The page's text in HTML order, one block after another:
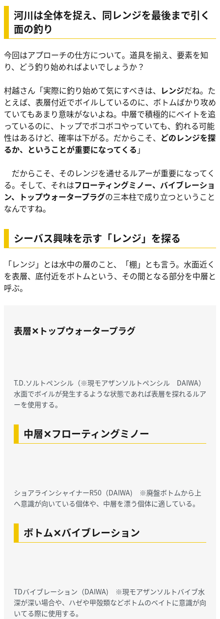
河川は全体を捉え、同レンジを最後まで引く
面の釣り
今回はアプローチの仕方について。道具を揃え、要素を知
り、どう釣り始めればよいでしょうか？
村越さん 「実際に釣り始めて気にすべきは、 レンジだね。た
とえば、表層付近でボイルしているのに、ボトムばかり攻め
ていてもあまり意味がないよね。中層で積極的にベイトを追
っているのに、トップでボコボコやっていても、釣れる可能
性はあるけど、確率は下がる。だからこそ、 どのレンジを探
るか、ということが重要になってくる 」
だからこそ、そのレンジを通せるルアーが重要になってく
る。そして、それはフローティングミノー、バイブレーショ
ン、トップウォータープラグの三本柱で成り立つということ
なんですね。
シーバス興味を示す「レンジ」を探る
「レンジ」とは水中の層のこと、「棚」とも言う。水面近く
を表層、底付近をボトムという、その間となる部分を中層と
呼ぶ。
表層✕トップウォータープラグ
T.D.ソルトペンシル（※現モアザンソルトペンシル DAIWA）
水面でボイルが発生するような状態であれば表層を探れるルア
ーを使用する。
中層✕フローティングミノー
ショアラインシャイナーR50（DAIWA) ※廃盤ボトムから上
へ意識が向いている個体や、中層を漂う個体に適している。
ボトム✕バイブレーション
TDバイブレーション（DAIWA) ※現モアザンソルトバイブ水
深が深い場合や、ハゼや甲殻類などボトムのベイトに意識が向
いてる際に使用する。